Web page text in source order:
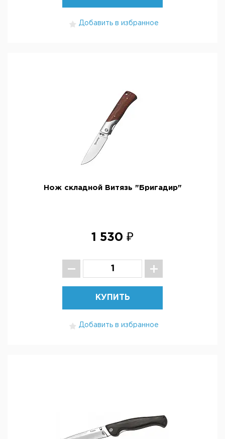
Добавить в избранное
Нож складной Витязь "Бригадир"
1 530 ₽
КУПИТЬ
Добавить в избранное